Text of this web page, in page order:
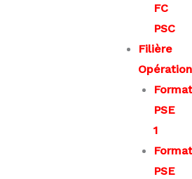
FC
PSC
Filière
PSE
1
PSE